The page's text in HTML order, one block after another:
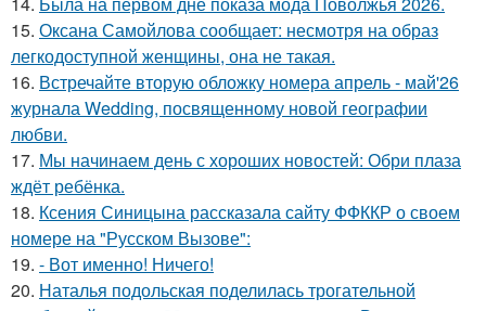
15. Оксана Самойлова сообщает: несмотря на образ
легкодоступной женщины, она не такая.
16. Встречайте вторую обложку номера апрель - май'26
журнала Wedding, посвященному новой географии
любви.
17. Мы начинаем день с хороших новостей: Обри плаза
ждёт ребёнка.
18. Ксения Синицына рассказала сайту ФФККР о своем
номере на "Русском Вызове":
19. - Вот именно! Ничего!
20. Наталья подольская поделилась трогательной